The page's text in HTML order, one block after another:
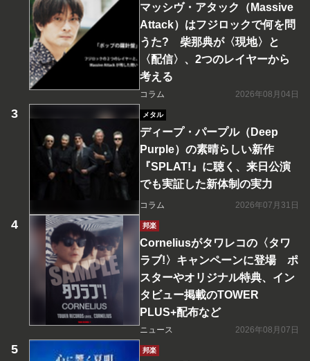
マッシヴ・アタック（Massive
Attack）はフジロックで何を問
うた? 柴那典が〈現地〉と
〈配信〉、2つのレイヤーから
考える
コラム 2026年08月04日
メタル
ディープ・パープル（Deep
Purple）の素晴らしい新作
『SPLAT!』に聴く、来日公演
でも実証した新体制の実力
コラム 2026年07月31日
邦楽
Corneliusがタワレコの〈タワ
ラブ!〉キャンペーンに登場 ポ
スターやオリジナル特典、イン
タビュー掲載のTOWER
PLUS+配布など
ニュース 2026年08月07日
邦楽